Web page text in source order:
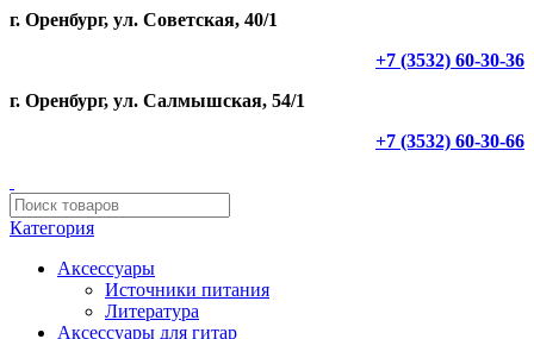
г. Оренбург, ул. Советская, 40/1
+7 (3532) 60-30-36
г. Оренбург, ул. Салмышская, 54/1
+7 (3532) 60-30-66
Категория
Аксессуары
Источники питания
Литература
Аксессуары для гитар